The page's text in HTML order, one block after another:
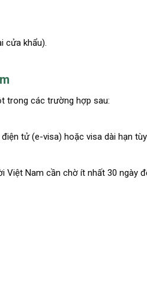
cửa khẩu).
trong các trường hợp sau:
tử (e-visa) hoặc visa dài hạn
Việt Nam cần chờ ít nhất 30 ngày